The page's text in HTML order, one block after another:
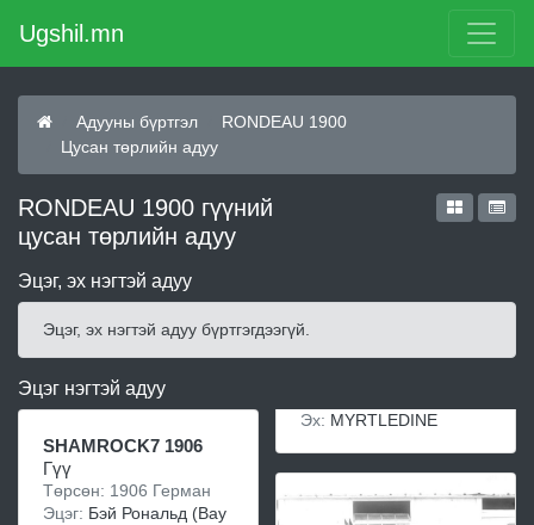
Ugshil.mn
Адууны бүртгэл
RONDEAU 1900
Цусан төрлийн адуу
RONDEAU 1900 гүүний
цусан төрлийн адуу
Эцэг, эх нэгтэй адуу
Эцэг, эх нэгтэй адуу бүртгэгдээгүй.
Эцэг нэгтэй адуу
SHAMROCK7 1906
Гүү
Төрсөн: 1906 Герман
Эцэг: Бэй Рональд (Bay
Эх: MYRTLEDINE